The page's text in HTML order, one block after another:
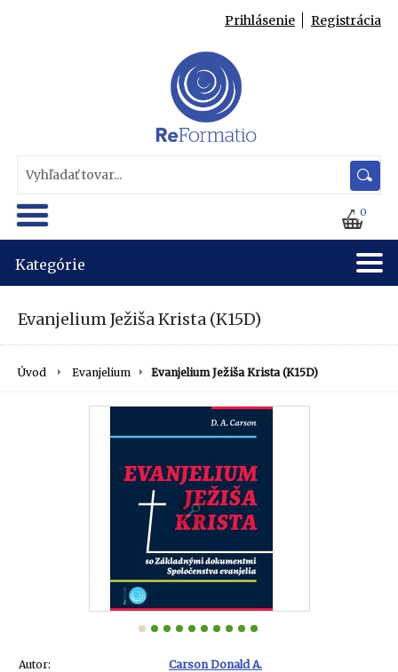
Prihlásenie Registrácia
0
Kategórie
Evanjelium Ježiša Krista (K15D)
Úvod Evanjelium Evanjelium Ježiša Krista (K15D)
Autor:
Carson Donald A.